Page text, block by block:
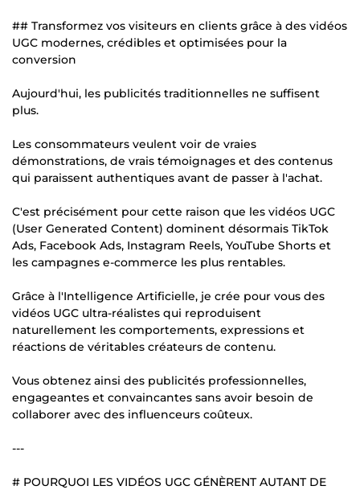
## Transformez vos visiteurs en clients grâce à des vidéos
UGC modernes, crédibles et optimisées pour la
conversion
Aujourd'hui, les publicités traditionnelles ne suffisent
plus.
Les consommateurs veulent voir de vraies
démonstrations, de vrais témoignages et des contenus
qui paraissent authentiques avant de passer à l'achat.
C'est précisément pour cette raison que les vidéos UGC
(User Generated Content) dominent désormais TikTok
Ads, Facebook Ads, Instagram Reels, YouTube Shorts et
les campagnes e-commerce les plus rentables.
Grâce à l'Intelligence Artificielle, je crée pour vous des
vidéos UGC ultra-réalistes qui reproduisent
naturellement les comportements, expressions et
réactions de véritables créateurs de contenu.
Vous obtenez ainsi des publicités professionnelles,
engageantes et convaincantes sans avoir besoin de
collaborer avec des influenceurs coûteux.
---
# POURQUOI LES VIDÉOS UGC GÉNÈRENT AUTANT DE